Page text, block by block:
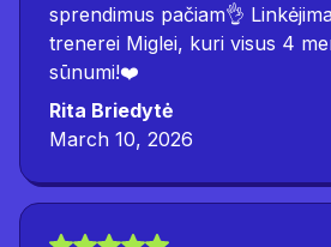
sprendimus pačiam👌
trenerei Miglei, kuri visus 4
sūnumi!❤️
Rita Briedytė
March 10, 2026